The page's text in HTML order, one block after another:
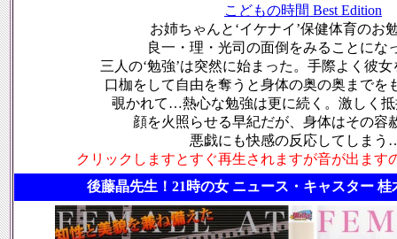
こどもの時間 Best Edition
お姉ちゃんと‘イケナイ’保健体育のお
良一・理・光司の面倒をみることにな
三人の‘勉強’は突然に始まった。手際よく彼
口枷をして自由を奪うと身体の奥の奥までを
覗かれて…熱心な勉強は更に続く。激しく
顔を火照らせる早紀だが、身体はその容
悪戯にも快感の反応してしまう
クリックしますとすぐ再生されますが音が出ます
後藤晶先生！21時の女 ニュース・キャスター